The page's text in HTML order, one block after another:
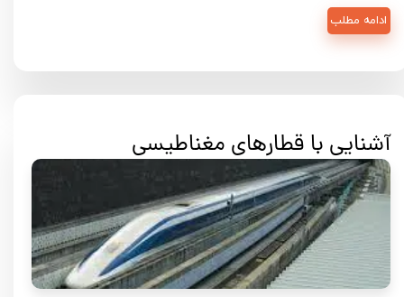
ادامه مطلب
آشنایی با قطارهای مغناطیسی